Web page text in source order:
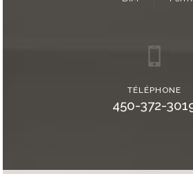
TÉLÉPHONE
450-372-